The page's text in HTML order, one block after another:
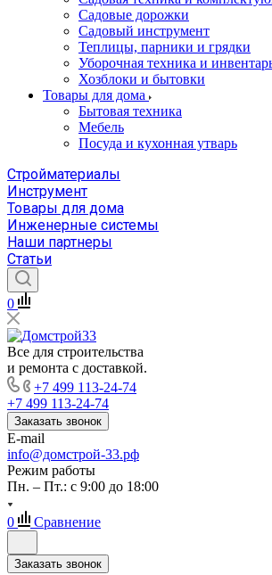
Садовые дорожки
Садовый инструмент
Теплицы, парники и грядки
Уборочная техника и
Хозблоки и бытовки
Товары для дома
Бытовая техника
Мебель
Посуда и кухонная утварь
Стройматериалы
Инструмент
Товары для дома
Инженерные системы
Наши партнеры
Статьи
0
Все для строительства
и ремонта с доставкой.
+7 499 113-24-74
+7 499 113-24-74
Заказать звонок
E-mail
info@домстрой-33.рф
Режим работы
Пн. – Пт.: с 9:00 до 18:00
0 Сравнение
Заказать звонок